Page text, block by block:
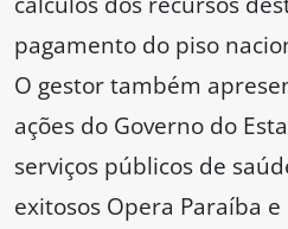
pagamento do piso
O gestor também
ações do Governo do
serviços públicos de
exitosos Opera Paraíba